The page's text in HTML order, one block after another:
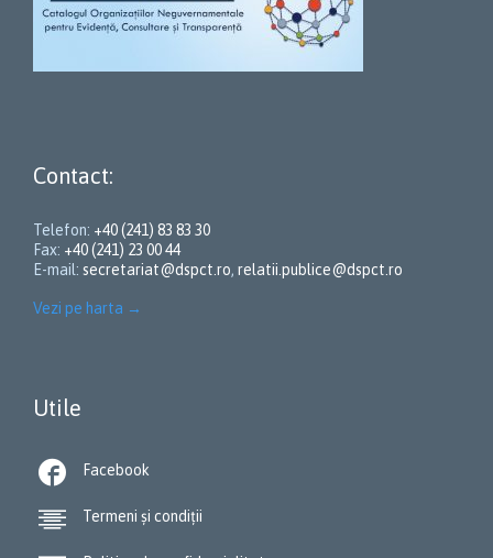
Contact:
Telefon: +40 (241) 83 83 30
Fax: +40 (241) 23 00 44
E-mail: secretariat@dspct.ro, relatii.publice@dspct.ro
Vezi pe harta →
Utile
 Facebook
 Termeni și condiții